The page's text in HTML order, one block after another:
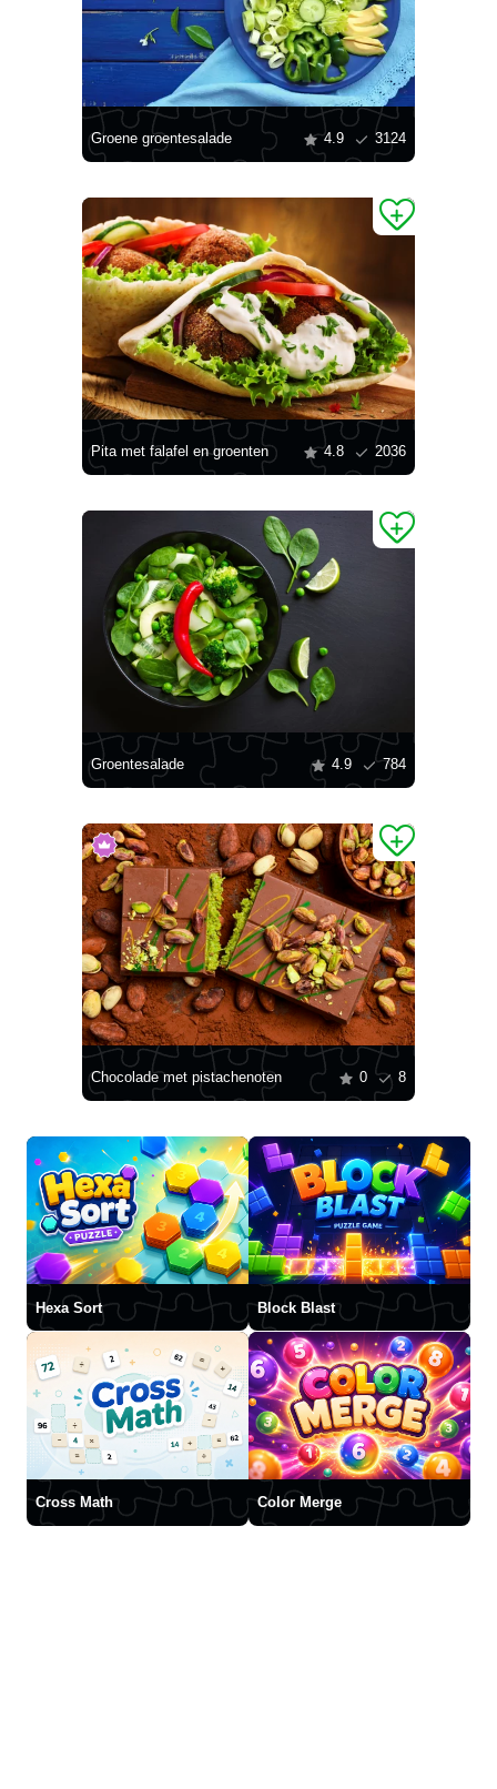
Groene groentesalade 4.9 3124
Pita met falafel en groenten 4.8 2036
Groentesalade 4.9 784
Chocolade met pistachenoten 0 8
Hexa Sort Block Blast
Cross Math Color Merge